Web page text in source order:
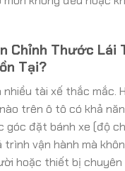
Chỉnh Thước Lái
Tại?
tài xế thắc mắc.
trên ô tô có khả
góc đặt bánh xe (độ
vận hành mà
hoặc thiết bị chuyên